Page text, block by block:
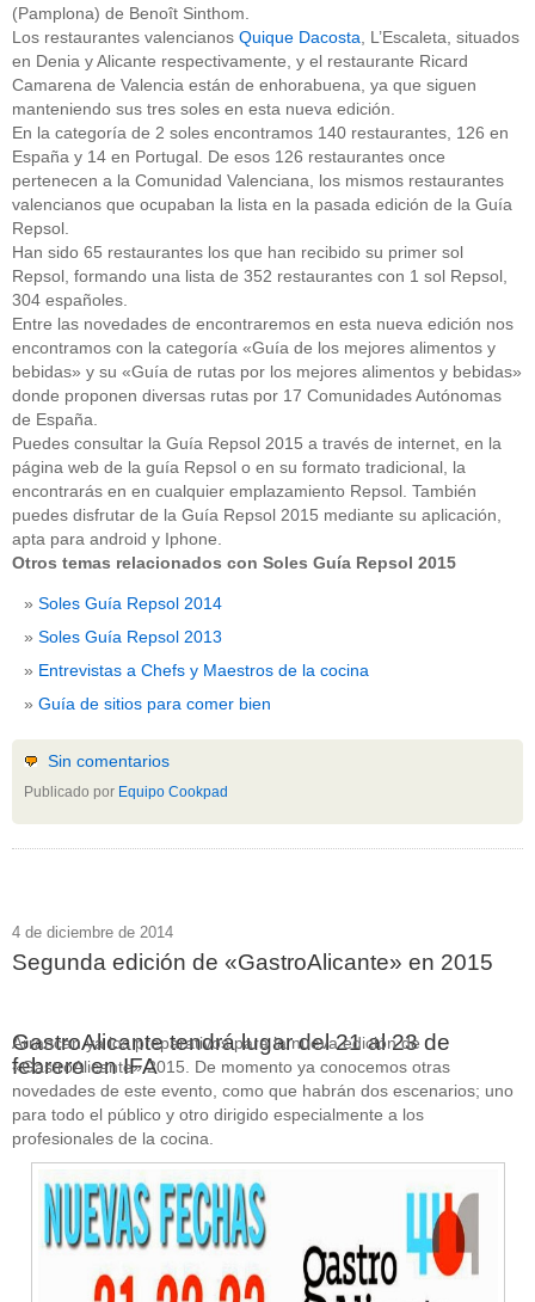
(Pamplona) de Benoît Sinthom.
Los restaurantes valencianos Quique Dacosta , L’Escaleta, situados
en Denia y Alicante respectivamente, y el restaurante Ricard
Camarena de Valencia están de enhorabuena, ya que siguen
manteniendo sus tres soles en esta nueva edición.
En la categoría de 2 soles encontramos 140 restaurantes, 126 en
España y 14 en Portugal. De esos 126 restaurantes once
pertenecen a la Comunidad Valenciana, los mismos restaurantes
valencianos que ocupaban la lista en la pasada edición de la Guía
Repsol.
Han sido 65 restaurantes los que han recibido su primer sol
Repsol, formando una lista de 352 restaurantes con 1 sol Repsol,
304 españoles.
Entre las novedades de encontraremos en esta nueva edición nos
encontramos con la categoría «Guía de los mejores alimentos y
bebidas» y su «Guía de rutas por los mejores alimentos y bebidas»
donde proponen diversas rutas por 17 Comunidades Autónomas
de España.
Puedes consultar la Guía Repsol 2015 a través de internet, en la
página web de la guía Repsol o en su formato tradicional, la
encontrarás en en cualquier emplazamiento Repsol. También
puedes disfrutar de la Guía Repsol 2015 mediante su aplicación,
apta para android y Iphone.
Otros temas relacionados con Soles Guía Repsol 2015
Soles Guía Repsol 2014
Soles Guía Repsol 2013
Entrevistas a Chefs y Maestros de la cocina
Guía de sitios para comer bien
Sin comentarios
Publicado por Equipo Cookpad
4 de diciembre de 2014
Segunda edición de «GastroAlicante» en 2015
GastroAlicante tendrá lugar del 21 al 23 de
febrero en IFA
Arrancan ya los preparativos para la nueva edición de
«GastroAlicante» 2015. De momento ya conocemos otras
novedades de este evento, como que habrán dos escenarios; uno
para todo el público y otro dirigido especialmente a los
profesionales de la cocina.